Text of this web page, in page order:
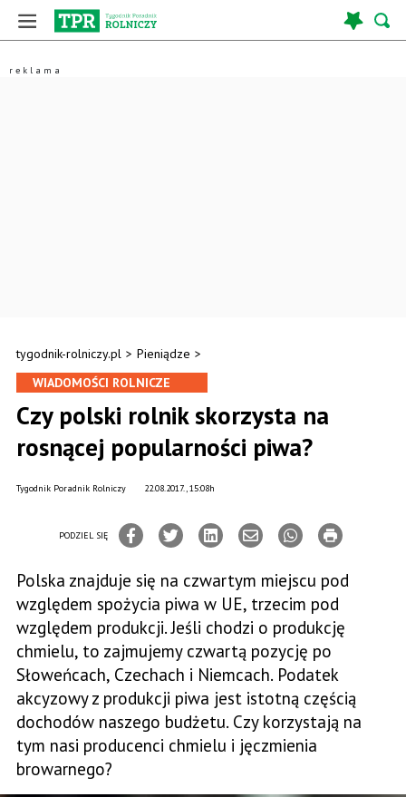
tygodnik-rolniczy.pl > Pieniądze >
WIADOMOŚCI ROLNICZE
Czy polski rolnik skorzysta na
rosnącej popularności piwa?
22.08.2017., 15:08h
Tygodnik Poradnik Rolniczy
PODZIEL SIĘ
Polska znajduje się na czwartym miejscu pod
względem spożycia piwa w UE, trzecim pod
względem produkcji. Jeśli chodzi o produkcję
chmielu, to zajmujemy czwartą pozycję po
Słoweńcach, Czechach i Niemcach. Podatek
akcyzowy z produkcji piwa jest istotną częścią
dochodów naszego budżetu. Czy korzystają na
tym nasi producenci chmielu i jęczmienia
browarnego?